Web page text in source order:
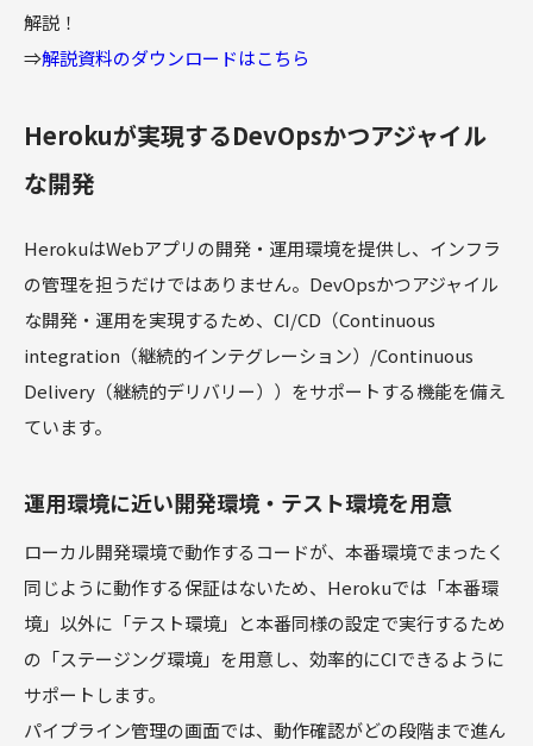
解説！
⇒解説資料のダウンロードはこちら
Herokuが実現するDevOpsかつアジャイル
な開発
HerokuはWebアプリの開発・運用環境を提供し、インフラ
の管理を担うだけではありません。DevOpsかつアジャイル
な開発・運用を実現するため、CI/CD（Continuous
integration（継続的インテグレーション）/Continuous
Delivery（継続的デリバリー））をサポートする機能を備え
ています。
運用環境に近い開発環境・テスト環境を用意
ローカル開発環境で動作するコードが、本番環境でまったく
同じように動作する保証はないため、Herokuでは「本番環
境」以外に「テスト環境」と本番同様の設定で実行するため
の「ステージング環境」を用意し、効率的にCIできるように
サポートします。
パイプライン管理の画面では、動作確認がどの段階まで進ん